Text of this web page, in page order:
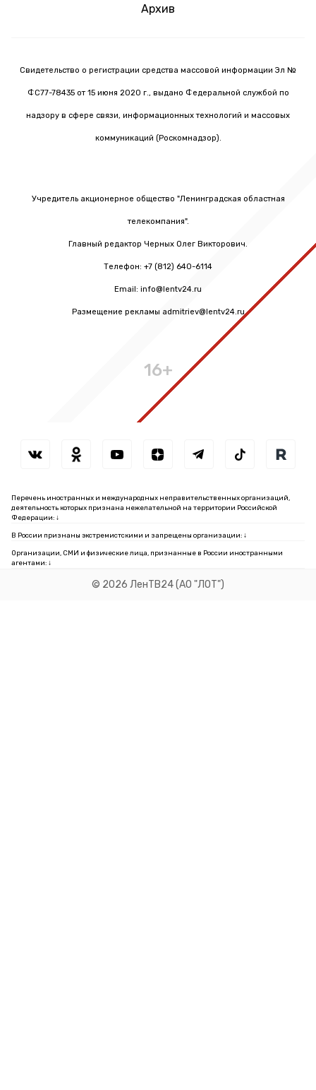
Архив
Свидетельство о регистрации средства массовой информации Эл №
ФС77-78435 от 15 июня 2020 г., выдано Федеральной службой по
надзору в сфере связи, информационных технологий и массовых
коммуникаций (Роскомнадзор).
Учредитель акционерное общество "Ленинградская областная
телекомпания".
Главный редактор Черных Олег Викторович.
Телефон: +7 (812) 640-6114
Email: info@lentv24.ru
Размещение рекламы admitriev@lentv24.ru
16+
Перечень иностранных и международных неправительственных организаций,
деятельность которых признана нежелательной на территории Российской
Федерации: ↓
В России признаны экстремистскими и запрещены организации: ↓
Организации, СМИ и физические лица, признанные в России иностранными
агентами: ↓
© 2026 ЛенТВ24 (АО "ЛОТ")